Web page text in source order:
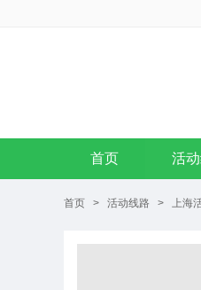
首页 活
首页 > 活动线路 > 上海